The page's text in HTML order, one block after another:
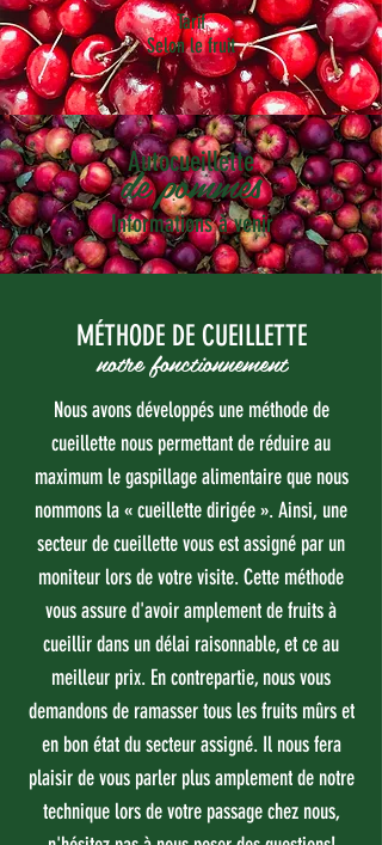
Tarif
Selon le fruit
Autocueillette
de pommes
Informations à venir
MÉTHODE DE CUEILLETTE
notre fonctionnement
Nous avons développés une méthode de
cueillette nous permettant de réduire au
maximum le gaspillage alimentaire que nous
nommons la « cueillette dirigée ». Ainsi, une
secteur de cueillette vous est assigné par un
moniteur lors de votre visite. Cette méthode
vous assure d'avoir amplement de fruits à
cueillir dans un délai raisonnable, et ce au
meilleur prix. En contrepartie, nous vous
demandons de ramasser tous les fruits mûrs et
en bon état du secteur assigné. Il nous fera
plaisir de vous parler plus amplement de notre
technique lors de votre passage chez nous,